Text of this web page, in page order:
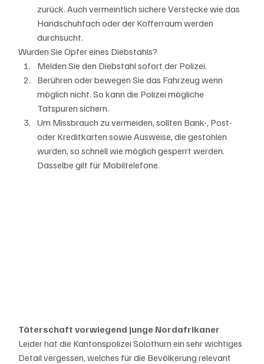
zurück. Auch vermeintlich sichere Verstecke wie das
Handschuhfach oder der Kofferraum werden
durchsucht.
Wurden Sie Opfer eines Diebstahls?
Melden Sie den Diebstahl sofort der Polizei.
Berühren oder bewegen Sie das Fahrzeug wenn
möglich nicht. So kann die Polizei mögliche
Tatspuren sichern.
Um Missbrauch zu vermeiden, sollten Bank-, Post-
oder Kreditkarten sowie Ausweise, die gestohlen
wurden, so schnell wie möglich gesperrt werden.
Dasselbe gilt für Mobiltelefone.
Täterschaft vorwiegend junge Nordafrikaner
Leider hat die Kantonspolizei Solothurn ein sehr wichtiges
Detail vergessen, welches für die Bevölkerung relevant